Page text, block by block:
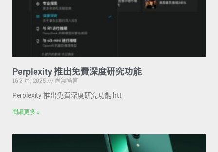
Perplexity 推出免費深度研究功能
16 2 月, 2025
尚無留言
Perplexity 推出免費深度研究功能 htt
閱讀更多 »